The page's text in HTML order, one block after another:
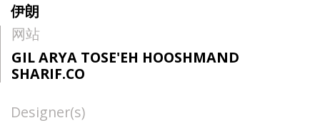
伊朗
网站
GIL ARYA TOSE'EH HOOSHMAND
SHARIF.CO
Designer(s)